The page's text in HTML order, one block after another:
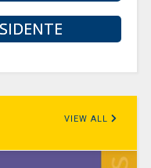
VIEW ALL